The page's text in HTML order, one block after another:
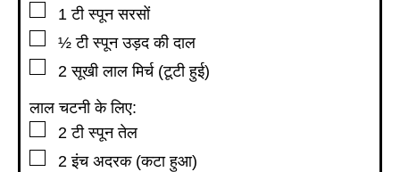
▢
1 टी स्पूनसरसों
▢
½ टी स्पूनउड़द की दाल
▢
2 सूखी लाल मिर्च (टूटी हुई)
लाल चटनी के लिए:
▢
2 टी स्पूनतेल
▢
2 इंच अदरक (कटा हुआ)